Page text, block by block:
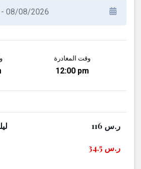
وقت المغادرة
12:00 pm
116 ر.س
34.5 ر.س